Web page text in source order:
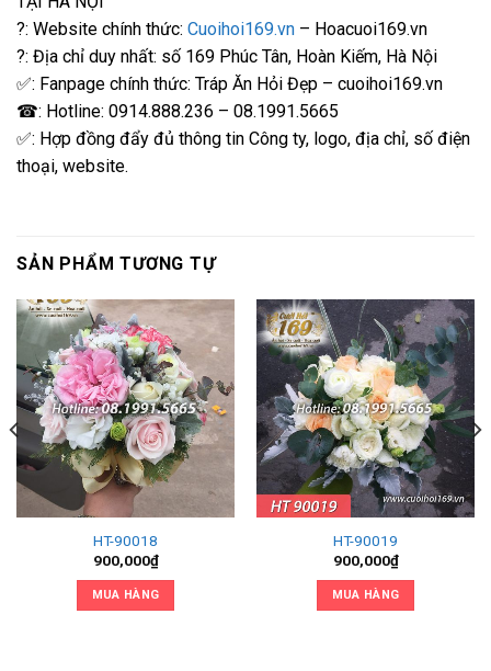
?: Website chính thức: Cuoihoi169.vn – Hoacuoi169.vn
?: Địa chỉ duy nhất: số 169 Phúc Tân, Hoàn Kiếm, Hà Nội
✅: Fanpage chính thức: Tráp Ăn Hỏi Đẹp – cuoihoi169.vn
☎: Hotline: 0914.888.236 – 08.1991.5665
✅: Hợp đồng đẩy đủ thông tin Công ty, logo, địa chỉ, số điện
thoại, website.
SẢN PHẨM TƯƠNG TỰ
HT-90018
900,000₫
MUA HÀNG
HT-90019
900,000₫
MUA HÀNG